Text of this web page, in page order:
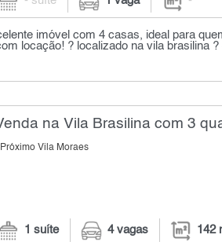
imóvel com 4 casas, ideal para
locação! ? localizado na vila brasilina ?
na Vila Brasilina com 3
Próximo Vila Moraes
1 suíte 4 vagas 142